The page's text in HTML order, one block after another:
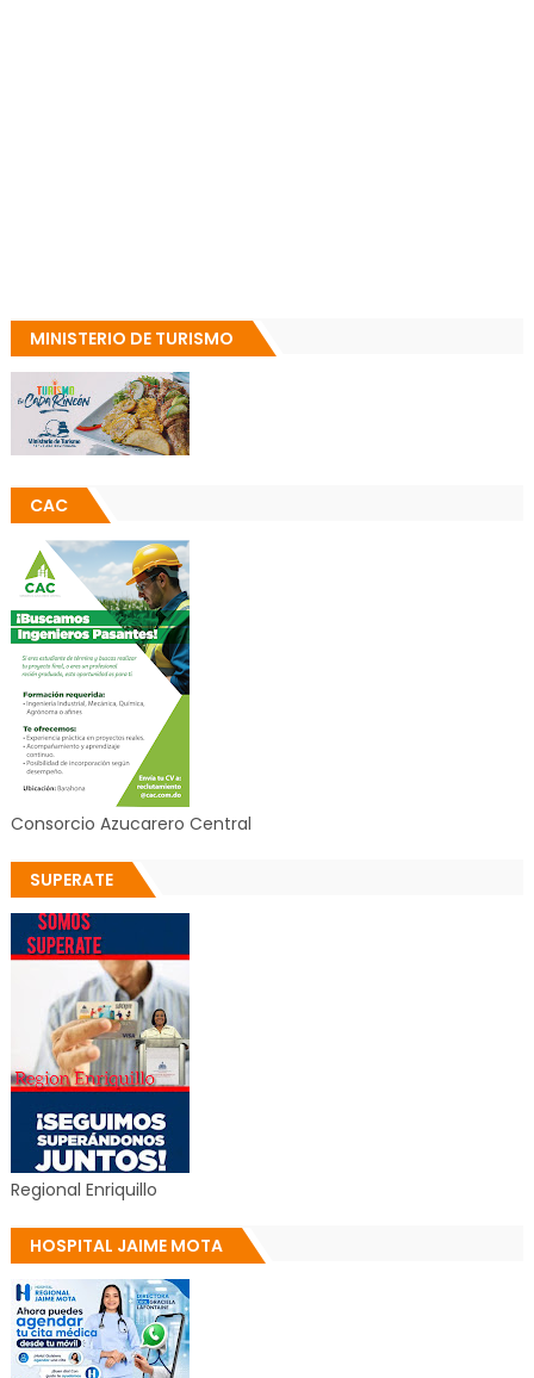
MINISTERIO DE TURISMO
CAC
Consorcio Azucarero Central
SUPERATE
Regional Enriquillo
HOSPITAL JAIME MOTA